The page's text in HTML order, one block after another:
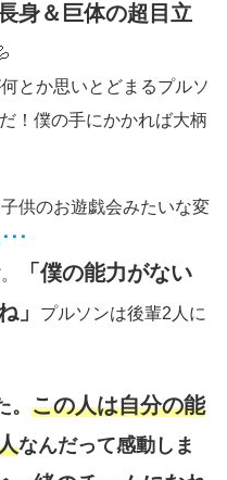
身＆巨体の超目立
とか思いとどまるプルソ
！僕の手にかかれば大柄
供のお遊戯会みたいな変
･･
「僕の能力がない
」
プルソンは後輩2人に
この人は自分の能
なんだって感動しま